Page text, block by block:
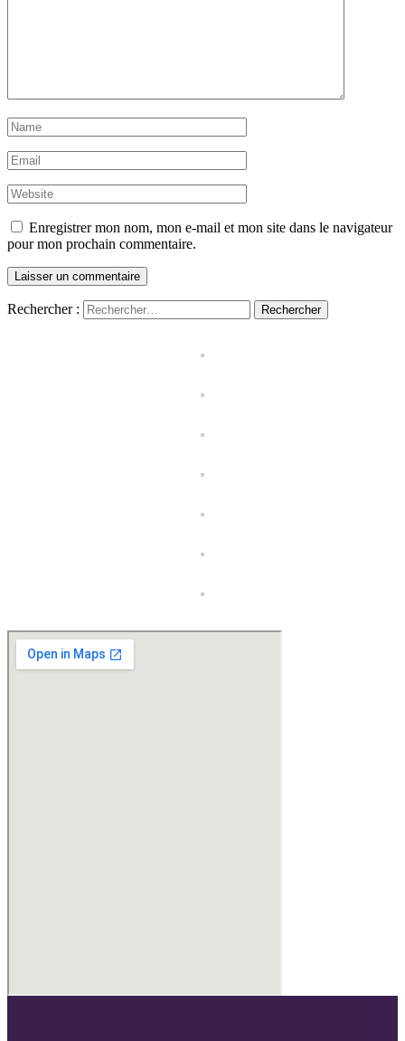
Enregistrer mon nom, mon e-mail et mon site dans le navigateur
pour mon prochain commentaire.
Rechercher :